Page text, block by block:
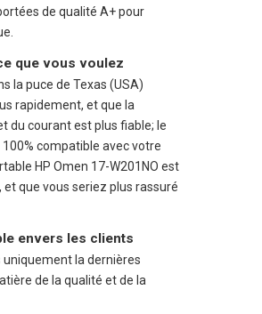
de qualité A+ pour
que vous voulez
la puce de Texas (USA)
rapidement, et que la
du courant est plus fiable; le
compatible avec votre
HP Omen 17-W201NO est
que vous seriez plus rassuré
envers les clients
uniquement la dernières
de la qualité et de la